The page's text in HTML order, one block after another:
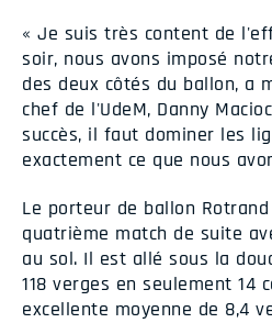
« Je suis très content de
soir, nous avons imposé
des deux côtés du ballon, a
chef de l'UdeM, Danny
succès, il faut dominer les
exactement ce que nous
Le porteur de ballon
quatrième match de suite
au sol. Il est allé sous la
118 verges en seulement 14
excellente moyenne de 8,4